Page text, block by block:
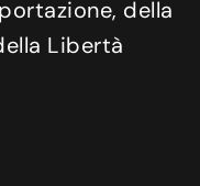
della
Libertà